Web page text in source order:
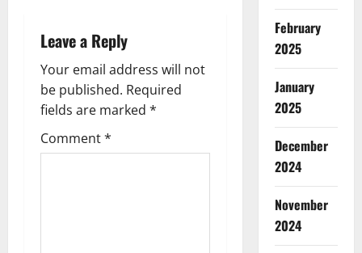
a
v
i
g
Leave a Reply
Your email address will not
be published. Required
fields are marked *
Comment*
February
2025
January
2025
December
2024
November
2024